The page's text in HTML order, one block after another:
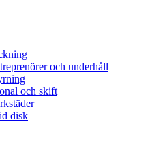
och underhåll
och skift
disk